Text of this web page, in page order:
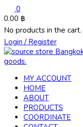
0
0.00 ฿
No products in the cart.
Login / Register
MY ACCOUNT
HOME
ABOUT
PRODUCTS
COORDINATE